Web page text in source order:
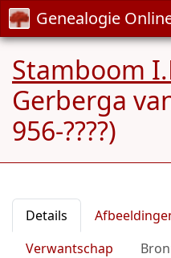
Genealogie
Stamboom
Gerberga
956-????)
Details
Verwantschap